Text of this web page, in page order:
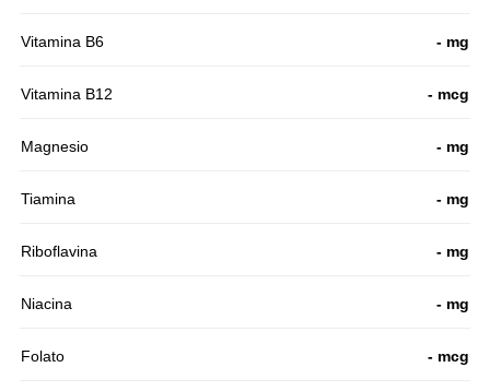
Vitamina B6 - mg
Vitamina B12 - mcg
Magnesio - mg
Tiamina - mg
Riboflavina - mg
Niacina - mg
Folato - mcg